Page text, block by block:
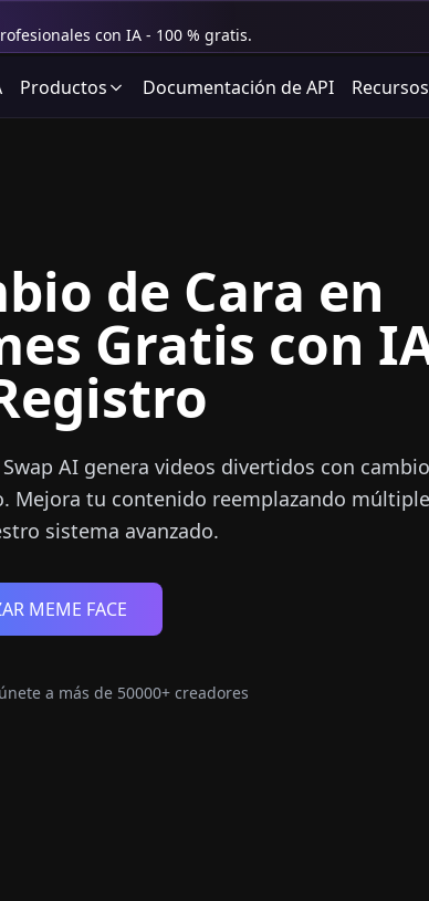
con IA - 100 % gratis.
Productos Documentación de API Recursos
de Cara en
Gratis con
Swap AI genera videos divertidos con
Mejora tu contenido reemplazando
sistema avanzado.
MEME FACE
únete a más de 50000+ creadores